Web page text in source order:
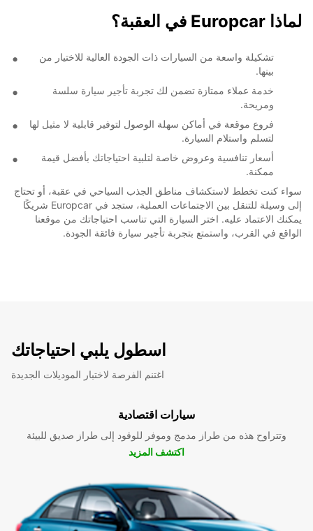
لماذا Europcar في العقبة؟
تشكيلة واسعة من السيارات ذات الجودة العالية للاختيار من
بينها.
خدمة عملاء ممتازة تضمن لك تجربة تأجير سيارة سلسة
ومريحة.
فروع موقعة في أماكن سهلة الوصول لتوفير قابلية لا مثيل لها
لتسلم واستلام السيارة.
أسعار تنافسية وعروض خاصة لتلبية احتياجاتك بأفضل قيمة
ممكنة.
سواء كنت تخطط لاستكشاف مناطق الجذب السياحي في عقبة، أو تحتاج
إلى وسيلة للتنقل بين الاجتماعات العملية، ستجد في Europcar شريكًا
يمكنك الاعتماد عليه. اختر السيارة التي تناسب احتياجاتك من موقعنا
الواقع في القرب، واستمتع بتجربة تأجير سيارة فائقة الجودة.
اسطول يلبي احتياجاتك
اغتنم الفرصة لاختبار الموديلات الجديدة
سيارات اقتصادية
وتتراوح هذه من طراز مدمج وموفر للوقود إلى طراز صديق للبيئة
اكتشف المزيد